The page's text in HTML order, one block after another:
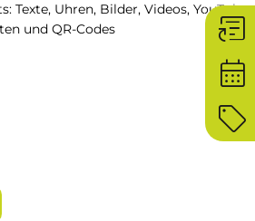
Texte, Uhren, Bilder, Videos, YouTube,
und QR-Codes
article_shortcut
calendar_month
sell